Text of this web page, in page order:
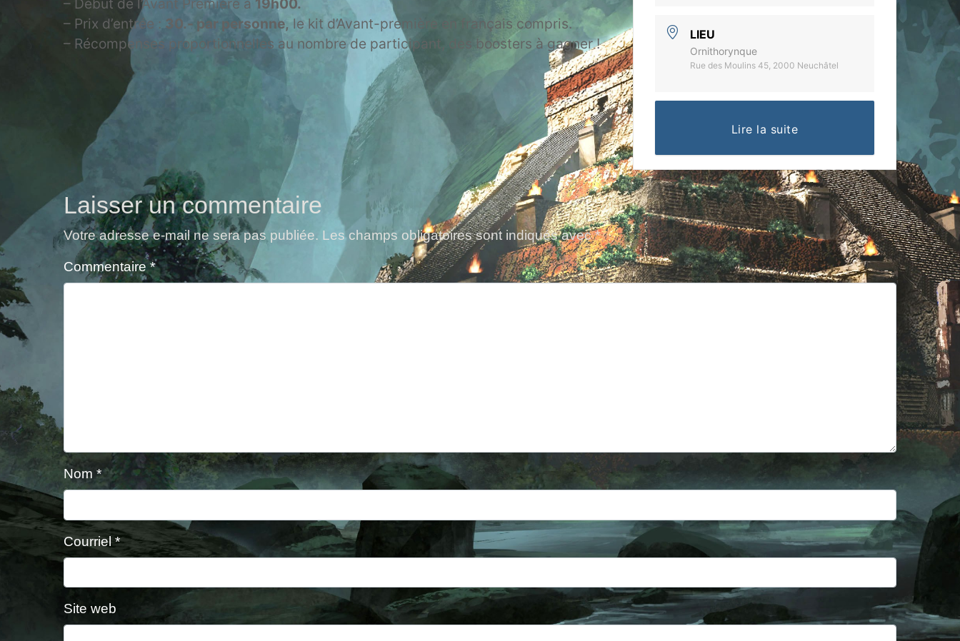
– Prix d’entrée : 30.- par personne, le kit d’Avant-première en français compris.
– Récompenses proportionnelles au nombre de participant, des boosters à gagner !
LIEU
Ornithorynque
Rue des Moulins 45, 2000 Neuchâtel
Lire la suite
Laisser un commentaire
Votre adresse e-mail ne sera pas publiée. Les champs obligatoires sont indiqués avec*
Commentaire*
Nom *
Courriel*
Site web